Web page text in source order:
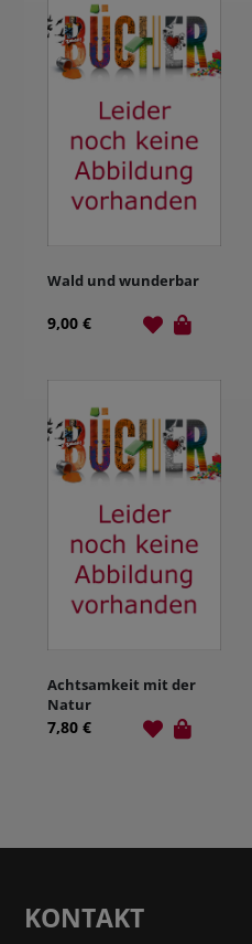
Wald und wunderbar
9,00 €
Achtsamkeit mit der
Natur
7,80 €
KONTAKT